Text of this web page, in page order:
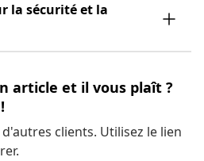
la sécurité et la
article et il vous plaît ?
clients. Utilisez le lien